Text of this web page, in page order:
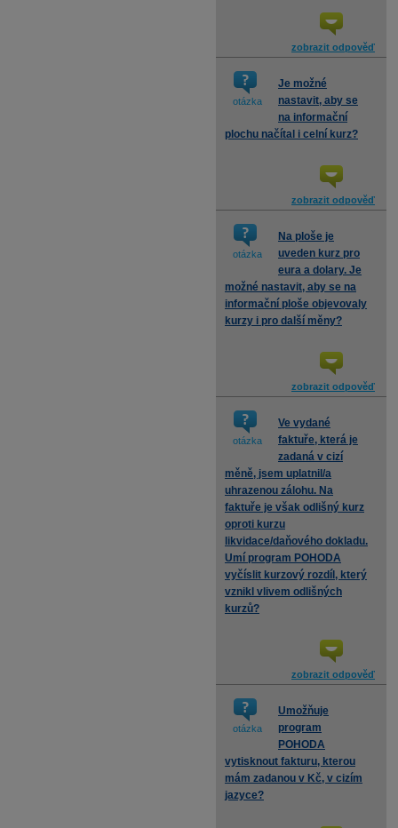
zobrazit odpověď
otázka
Je možné
nastavit, aby se
na informační
plochu načítal i celní kurz?
zobrazit odpověď
otázka
Na ploše je
uveden kurz pro
eura a dolary. Je
možné nastavit, aby se na
informační ploše objevovaly
kurzy i pro další měny?
zobrazit odpověď
otázka
Ve vydané
faktuře, která je
zadaná v cizí
měně, jsem uplatnil/a
uhrazenou zálohu. Na
faktuře je však odlišný kurz
oproti kurzu
likvidace/daňového dokladu.
Umí program POHODA
vyčíslit kurzový rozdíl, který
vznikl vlivem odlišných
kurzů?
zobrazit odpověď
otázka
Umožňuje
program
POHODA
vytisknout fakturu, kterou
mám zadanou v Kč, v cizím
jazyce?